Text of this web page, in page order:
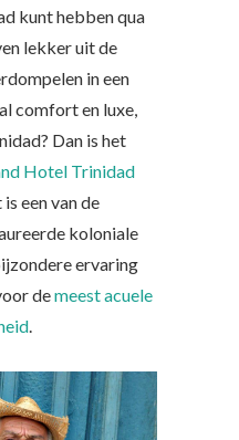
kunt hebben qua
lekker uit de
in een
comfort en luxe,
Dan is het
Hotel Trinidad
een van de
koloniale
ervaring
demeest acuele